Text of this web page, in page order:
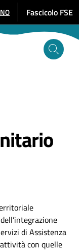
LINGUA: LINGUA
Fascicolo FSE
di Assistenza
con quelle